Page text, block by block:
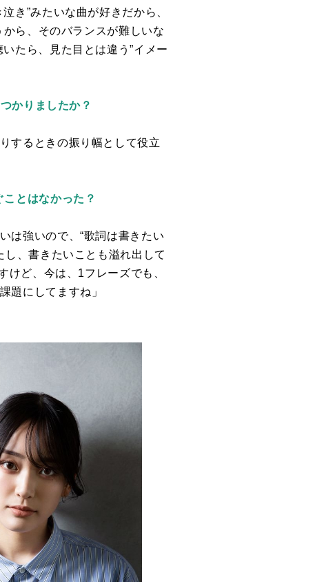
き”みたいな曲が好きだから、
から、そのバランスが難しいな
たら、見た目とは違う”イメー
かりましたか？
するときの振り幅として役立
とはなかった？
は強いので、“歌詞は書きたい
、書きたいことも溢れ出して
けど、今は、1フレーズでも、
題にしてますね」